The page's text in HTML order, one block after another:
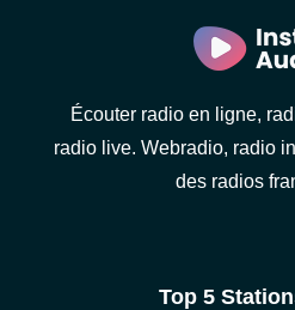
Écouter radio en ligne,
radio live. Webradio, radio
des radios
Top 5